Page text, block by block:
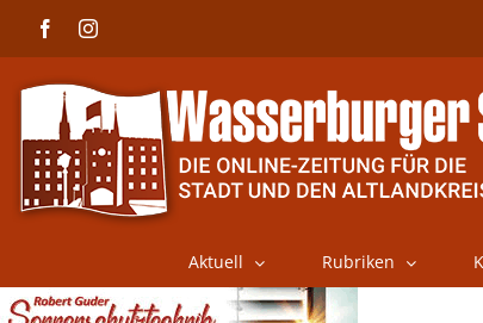
FacebookInstagram
Aktuell Rubriken